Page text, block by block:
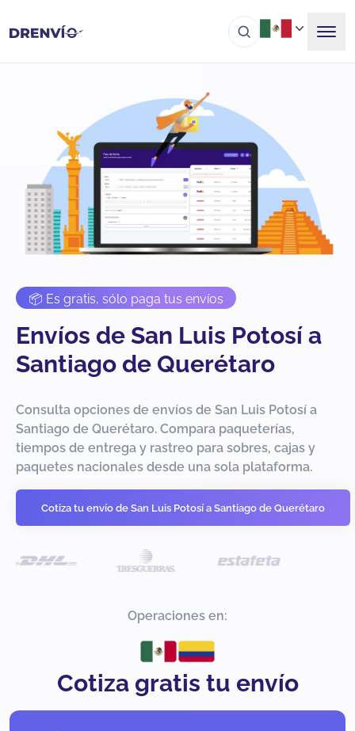
📦 Es gratis, sólo paga tus envíos
Envíos de San Luis Potosí a
Santiago de Querétaro
Consulta opciones de envíos de San Luis Potosí a
Santiago de Querétaro. Compara paqueterías,
tiempos de entrega y rastreo para sobres, cajas y
paquetes nacionales desde una sola plataforma.
Cotiza tu envío de San Luis Potosí a Santiago de Querétaro
Operaciones en:
Cotiza gratis tu envío